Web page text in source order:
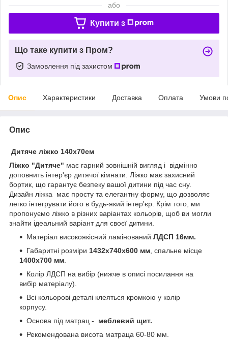
або
Купити з
Що таке купити з Пром?
Замовлення під захистом
Опис Характеристики Доставка Оплата Умови
Опис
Дитяче ліжко 140х70см
Ліжко "Дитяче" має гарний зовнішній вигляд і відмінно
доповнить інтер'єр дитячої кімнати. Ліжко має захисний
бортик, що гарантує безпеку вашої дитини під час сну.
Дизайн ліжка має просту та елегантну форму, що дозволяє
легко інтегрувати його в будь-який інтер'єр. Крім того, ми
пропонуємо ліжко в різних варіантах кольорів, щоб ви могли
знайти ідеальний варіант для своєї дитини.
Матеріал високоякісний ламінований ЛДСП 16мм.
Габаритні розміри 1432х740х600 мм , спальне місце
1400х700 мм
Колір ЛДСП на вибір (нижче в описі посилання на
вибір матеріалу).
Всі кольорові деталі клеяться кромкою у колір
корпусу.
Основа під матрац - меблевий щит.
Рекомендована висота матраца 60-80 мм.